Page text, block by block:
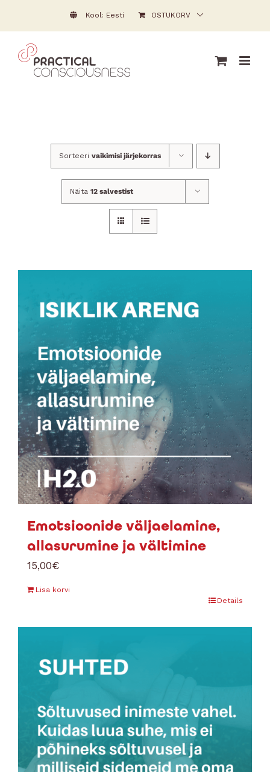
to
content
Kool: Eesti OSTUKORV
Sorteeri vaikimisi järjekorras
Näita 12 salvestist
Emotsioonide väljaelamine,
allasurumine ja vältimine
15,00€
Lisa korvi
Details